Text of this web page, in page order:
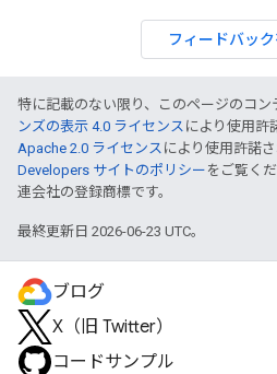
フィードバッ
特に記載のない限り、このページのコン
ンズの表示 4.0 ライセンス により使用許
Apache 2.0 ライセンス により使用許諾
Developers サイトのポリシー をご覧く
連会社の登録商標です。
最終更新日 2026-06-23 UTC。
ブログ
X（旧 Twitter）
コードサンプル